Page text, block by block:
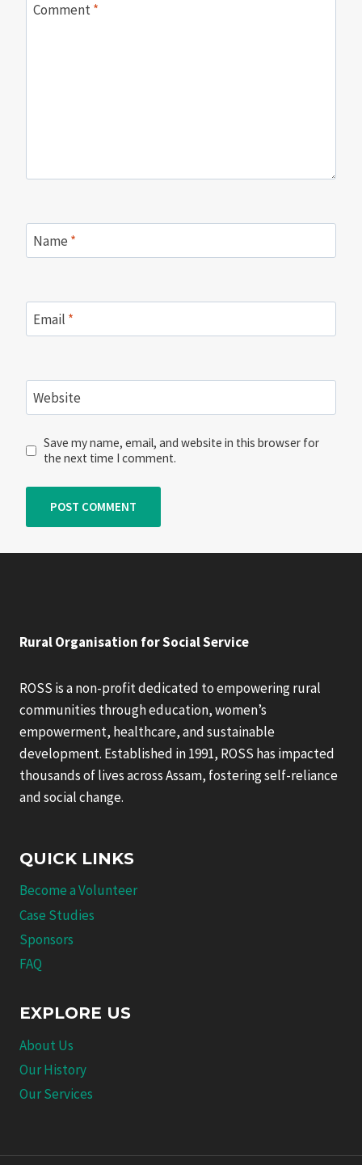
Comment*
Name *
Email *
Website
Save my name, email, and website in this browser for
the next time I comment.
Rural Organisation for Social Service
ROSS is a non-profit dedicated to empowering rural
communities through education, women’s
empowerment, healthcare, and sustainable
development. Established in 1991, ROSS has impacted
thousands of lives across Assam, fostering self-reliance
and social change.
QUICK LINKS
Become a Volunteer
Case Studies
Sponsors
FAQ
EXPLORE US
About Us
Our History
Our Services